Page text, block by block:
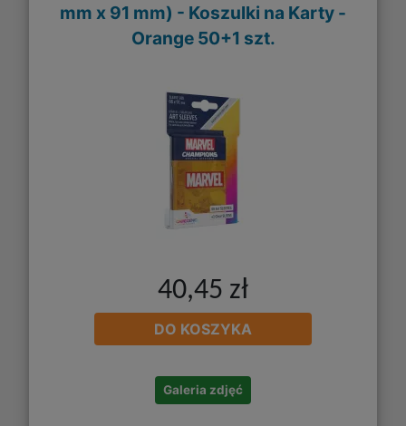
mm x 91 mm) - Koszulki na Karty -
Orange 50+1 szt.
40,45 zł
DO KOSZYKA
Galeria zdjęć